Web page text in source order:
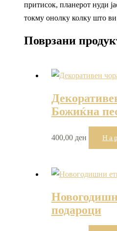
притисок, планерот нуди
токму онолку колку што
Поврзани
Божиќна
400,00 ден
подароци